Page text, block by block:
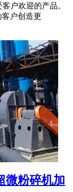
户欢迎的产品。
户创造更
微粉碎机加